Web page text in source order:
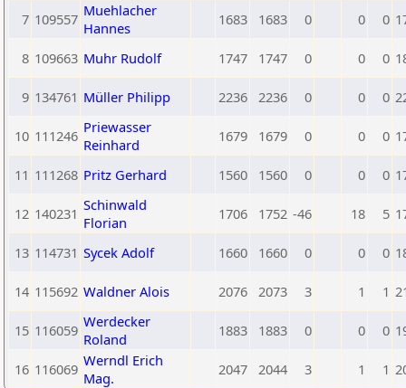
7 109557 Muehlacher
Hannes
1683 1683 0 0 0
8 109663 Muhr Rudolf 1747 1747 0 0 0
9 134761 Müller Philipp 2236 2236 0 0 0
10 111246 Priewasser
Reinhard
1679 1679 0 0 0
11 111268 Pritz Gerhard 1560 1560 0 0 0
12 140231 Schinwald
Florian
1706 1752 -46 18 5
13 114731 Sycek Adolf 1660 1660 0 0 0
14 115692 Waldner Alois 2076 2073 3 1 1
15 116059 Werdecker
Roland
1883 1883 0 0 0
16 116069 Werndl Erich
Mag.
2047 2044 3 1 1